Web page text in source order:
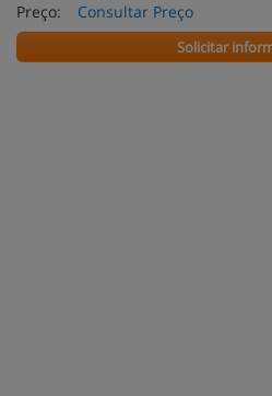
Preço:
Consultar Preço
Solicitar